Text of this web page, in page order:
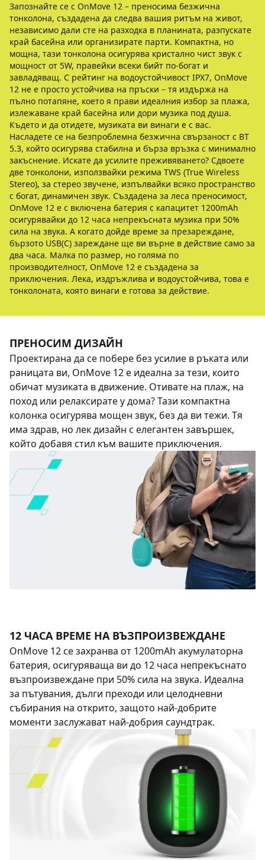
Запознайте се с OnMove 12 – преносима безжична
тонколона, създадена да следва вашия ритъм на живот,
независимо дали сте на разходка в планината, разпускате
край басейна или организирате парти. Компактна, но
мощна, тази тонколона осигурява кристално чист звук с
мощност от 5W, правейки всеки бийт по-богат и
завладяващ. С рейтинг на водоустойчивост IPX7, OnMove
12 не е просто устойчива на пръски – тя издържа на
пълно потапяне, което я прави идеалния избор за плажа,
излежаване край басейна или дори музика под душа.
Където и да отидете, музиката ви винаги е с вас.
Насладете се на безпроблемна безжична свързаност с BT
5.3, който осигурява стабилна и бърза връзка с минимално
закъснение. Искате да усилите преживяването? Сдвоете
две тонколони, използвайки режима TWS (True Wireless
Stereo), за стерео звучене, изпълвайки всяко пространство
с богат, динамичен звук. Създадена за леса преносимост,
OnMove 12 е с включена батерия с капацитет 1200mAh
осигурявайки до 12 часа непрекъсната музика при 50%
сила на звука. А когато дойде време за презареждане,
бързото USB(C) зареждане ще ви върне в действие само за
два часа. Малка по размер, но голяма по
производителност, OnMove 12 е създадена за
приключения. Лека, издръжлива и водоустойчива, това е
тонколоната, която винаги е готова за действие.
ПРЕНОСИМ ДИЗАЙН
Проектирана да се побере без усилие в ръката или
раницата ви, OnMove 12 е идеална за тези, които
обичат музиката в движение. Отивате на плаж, на
поход или релаксирате у дома? Тази компактна
колонка осигурява мощен звук, без да ви тежи. Тя
има здрав, но лек дизайн с елегантен завършек,
който добавя стил към вашите приключения.
12 ЧАСА ВРЕМЕ НА ВЪЗПРОИЗВЕЖДАНЕ
OnMove 12 се захранва от 1200mAh акумулаторна
батерия, осигуряваща ви до 12 часа непрекъснато
възпроизвеждане при 50% сила на звука. Идеална
за пътувания, дълги преходи или целодневни
събирания на открито, защото най-добрите
моменти заслужават най-добрия саундтрак.